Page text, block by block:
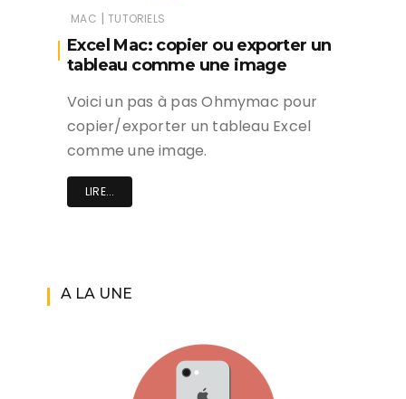
MAC | TUTORIELS
Excel Mac: copier ou exporter un
tableau comme une image
Voici un pas à pas Ohmymac pour
copier/exporter un tableau Excel
comme une image.
LIRE...
A LA UNE